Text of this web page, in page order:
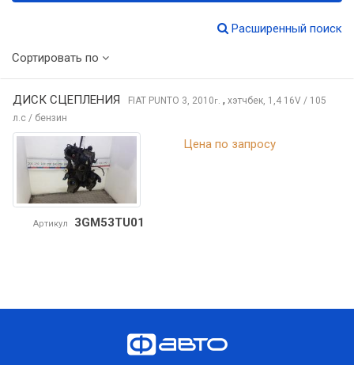
Расширенный поиск
Сортировать по
ДИСК СЦЕПЛЕНИЯ FIAT PUNTO 3, 2010г. , хэтчбек, 1,4 16V / 105
л.с / бензин
Артикул 3GM53TU01
Цена по запросу